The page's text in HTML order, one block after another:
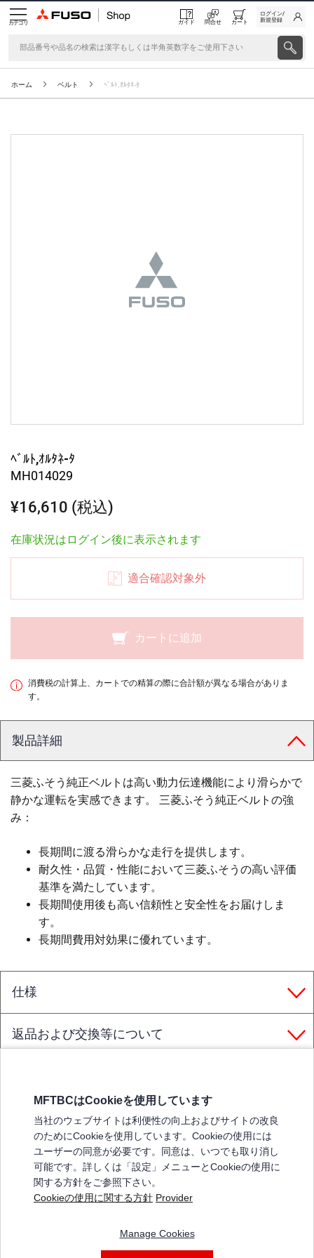
カテゴリ ガイド 問合せ カート
ログイン/
新規登録
ホーム ベルト ﾍﾞﾙﾄ,ｵﾙﾀﾈ-ﾀ
ﾍﾞﾙﾄ,ｵﾙﾀﾈ-ﾀ
MH014029
¥16,610 (税込)
在庫状況はログイン後に表示されます
適合確認対象外
カートに追加
消費税の計算上、カートでの精算の際に合計額が異なる場合がありま
す。
製品詳細
三菱ふそう純正ベルトは高い動力伝達機能により滑らかで
静かな運転を実感できます。 三菱ふそう純正ベルトの強
み：
長期間に渡る滑らかな走行を提供します。
耐久性・品質・性能において三菱ふそうの高い評価
基準を満たしています。
長期間使用後も高い信頼性と安全性をお届けしま
す。
長期間費用対効果に優れています。
仕様
返品および交換等について
弊社の製品について
販売店リスト
よくある質問 / お問い合わせ
特定商取引法に基づく表記
三菱ふそうショップ_利用規約
MFTBCはCookieを使用しています
当社のウェブサイトは利便性の向上およびサイトの改良
のためにCookieを使用しています。Cookieの使用には
ユーザーの同意が必要です。同意は、いつでも取り消し
可能です。詳しくは「設定」メニューとCookieの使用に
関する方針をご参照下さい。
Cookieの使用に関する方針 Provider
Manage Cookies